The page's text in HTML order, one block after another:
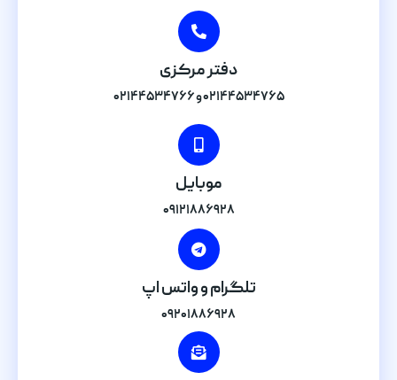
دفتر مرکزی
۰۲۱۴۴۵۳۴۷۶۵ و ۰۲۱۴۴۵۳۴۷۶۶
موبایل
۰۹۱۲۱۸۸۶۹۲۸
تلگرام و واتس اپ
۰۹۲۰۱۸۸۶۹۲۸